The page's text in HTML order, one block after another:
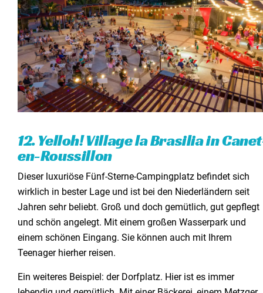
12. Yelloh! Village la Brasilia in
en-Roussillon
Dieser luxuriöse Fünf-Sterne-Campingplatz befindet sich
wirklich in bester Lage und ist bei den Niederländern seit
Jahren sehr beliebt. Groß und doch gemütlich, gut gepflegt
und schön angelegt. Mit einem großen Wasserpark und
einem schönen Eingang. Sie können auch mit Ihrem
Teenager hierher reisen.
Ein weiteres Beispiel: der Dorfplatz. Hier ist es immer